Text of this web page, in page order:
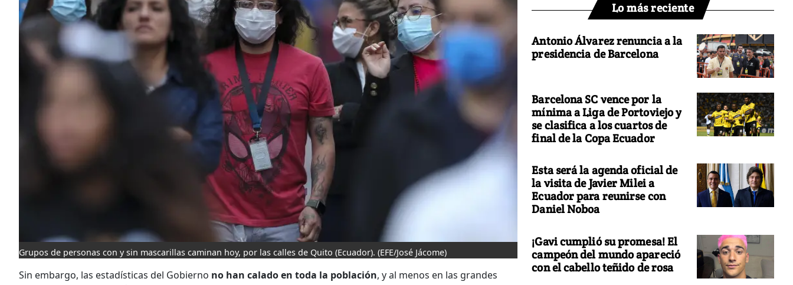
Grupos de personas con y sin mascarillas caminan hoy, por las calles de Quito (Ecuador). (EFE/José Jácome)
Sin embargo, las estadísticas del Gobierno no han calado en toda la población, y al menos en las grandes
Lo más reciente
Antonio Álvarez renuncia a la
presidencia de Barcelona
Barcelona SC vence por la
mínima a Liga de Portoviejo y
se clasifica a los cuartos de
final de la Copa Ecuador
Esta será la agenda oficial de
la visita de Javier Milei a
Ecuador para reunirse con
Daniel Noboa
¡Gavi cumplió su promesa! El
campeón del mundo apareció
con el cabello teñido de rosa